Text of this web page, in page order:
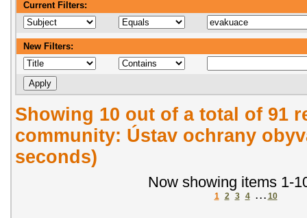
Current Filters:
New Filters:
Showing 10 out of a total of 91
community: Ústav ochrany
seconds)
Now showing items 1-
1 2 3 4 . . . 10